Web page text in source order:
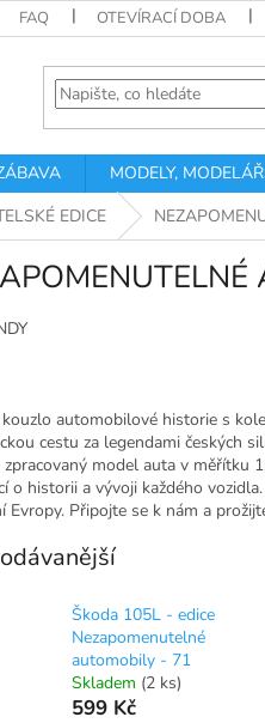
FAQ OTEVÍRACÍ DOBA
MODELY,
EDICE
automobilové historie s
cestu za legendami českých
zpracovaný model auta v měřítku
o historii a vývoji každého
Evropy. Připojte se k nám a
Škoda 105L - edice
Nezapomenutelné
automobily - 71
Skladem (2 ks)
599 Kč